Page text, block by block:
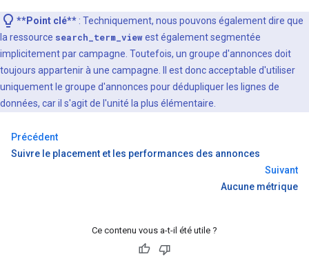
**Point clé** : Techniquement, nous pouvons également dire que
la ressource search_term_viewest également segmentée
implicitement par campagne. Toutefois, un groupe d'annonces doit
toujours appartenir à une campagne. Il est donc acceptable d'utiliser
uniquement le groupe d'annonces pour dédupliquer les lignes de
données, car il s'agit de l'unité la plus élémentaire.
Précédent
Suivre le placement et les performances des annonces
Suivant
Aucune métrique
Ce contenu vous a-t-il été utile ?